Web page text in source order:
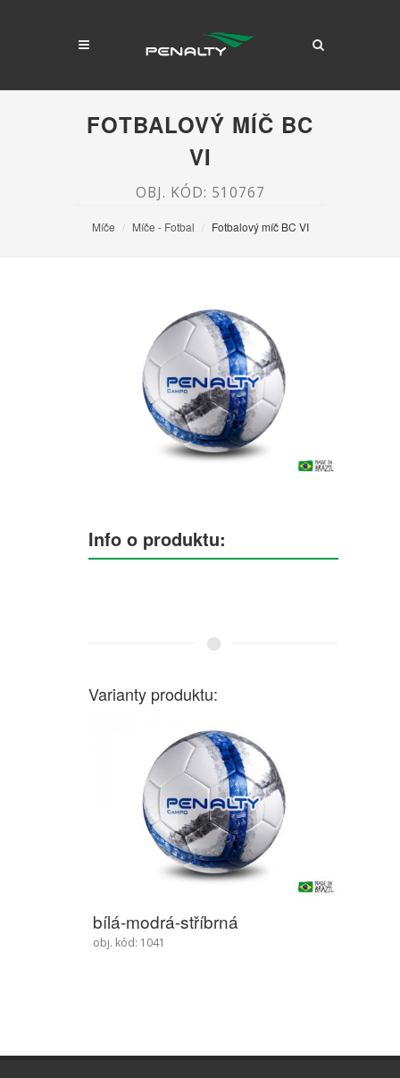
FOTBALOVÝ MÍČ BC
VI
OBJ. KÓD: 510767
Míče Míče - Fotbal Fotbalový míč BC VI
Info o produktu:
Varianty produktu:
bílá-modrá-stříbrná
obj. kód: 1041